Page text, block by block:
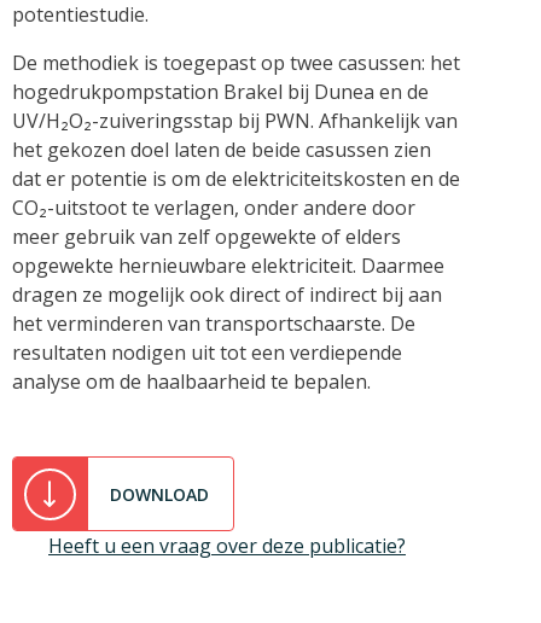
potentiestudie.
De methodiek is toegepast op twee casussen: het
hogedrukpompstation Brakel bij Dunea en de
UV/H₂O₂-zuiveringsstap bij PWN. Afhankelijk van
het gekozen doel laten de beide casussen zien
dat er potentie is om de elektriciteitskosten en de
CO₂-uitstoot te verlagen, onder andere door
meer gebruik van zelf opgewekte of elders
opgewekte hernieuwbare elektriciteit. Daarmee
dragen ze mogelijk ook direct of indirect bij aan
het verminderen van transportschaarste. De
resultaten nodigen uit tot een verdiepende
analyse om de haalbaarheid te bepalen.
DOWNLOAD
Heeft u een vraag over deze publicatie?